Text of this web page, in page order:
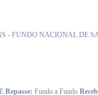
- FUNDO NACIONAL DE
Repasse: Fundo a Fundo